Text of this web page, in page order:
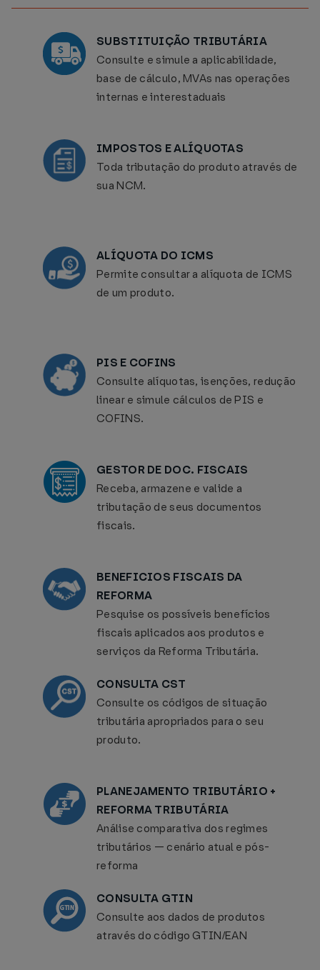
SUBSTITUIÇÃO TRIBUTÁRIA
Consulte e simule a aplicabilidade,
base de cálculo, MVAs nas operações
internas e interestaduais
IMPOSTOS E ALÍQUOTAS
Toda tributação do produto através de
sua NCM.
ALÍQUOTA DO ICMS
Permite consultar a alíquota de ICMS
de um produto.
PIS E COFINS
Consulte alíquotas, isenções, redução
linear e simule cálculos de PIS e
COFINS.
GESTOR DE DOC. FISCAIS
Receba, armazene e valide a
tributação de seus documentos
fiscais.
BENEFICIOS FISCAIS DA
REFORMA
Pesquise os possíveis benefícios
fiscais aplicados aos produtos e
serviços da Reforma Tributária.
CONSULTA CST
Consulte os códigos de situação
tributária apropriados para o seu
produto.
PLANEJAMENTO TRIBUTÁRIO +
REFORMA TRIBUTÁRIA
Análise comparativa dos regimes
tributários — cenário atual e pós-
reforma
CONSULTA GTIN
Consulte aos dados de produtos
através do código GTIN/EAN